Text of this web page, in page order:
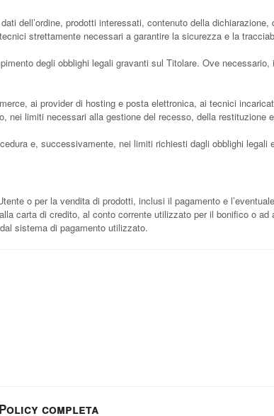
dell’ordine, prodotti interessati, contenuto della
strettamente necessari a garantire la sicurezza e la
degli obblighi legali gravanti sul Titolare. Ove
ai provider di hosting e posta elettronica, ai tecnici
nei limiti necessari alla gestione del recesso, della restituzione
e, successivamente, nei limiti richiesti dagli obblighi legali
o per la vendita di prodotti, inclusi il pagamento e
carta di credito, al conto corrente utilizzato per il bonifico o ad
sistema di pagamento utilizzato.
Policy completa